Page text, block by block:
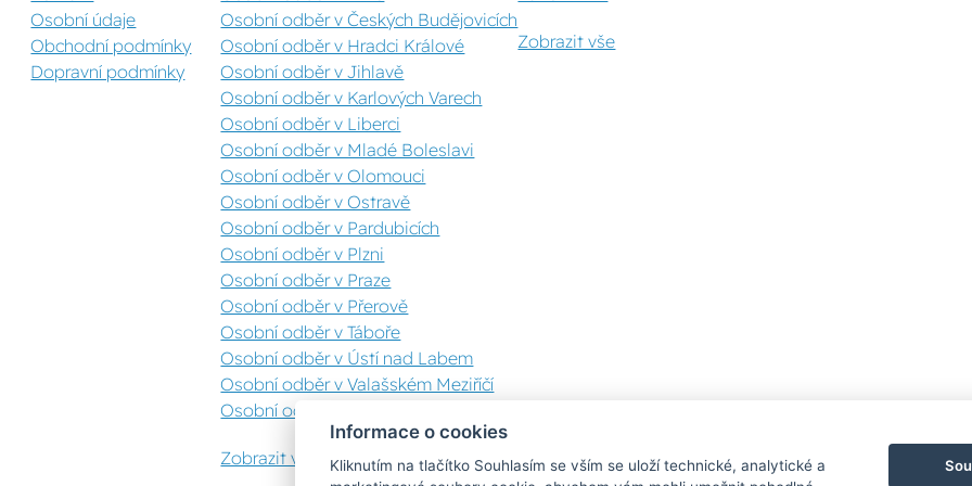
Osobní údaje
Obchodní podmínky
Dopravní podmínky
Osobní odběr v Českých Budějovicích
Osobní odběr v Hradci Králové
Osobní odběr v Jihlavě
Osobní odběr v Karlových Varech
Osobní odběr v Liberci
Osobní odběr v Mladé Boleslavi
Osobní odběr v Olomouci
Osobní odběr v Ostravě
Osobní odběr v Pardubicích
Osobní odběr v Plzni
Osobní odběr v Praze
Osobní odběr v Přerově
Osobní odběr v Táboře
Osobní odběr v Ústí nad Labem
Osobní odběr v Valašském Meziříčí
Osobní odběr v Zlíně
Zobrazit vše
Zobrazit vše
Informace o cookies
Kliknutím na tlačítko Souhlasím se vším se uloží technické, analytické a